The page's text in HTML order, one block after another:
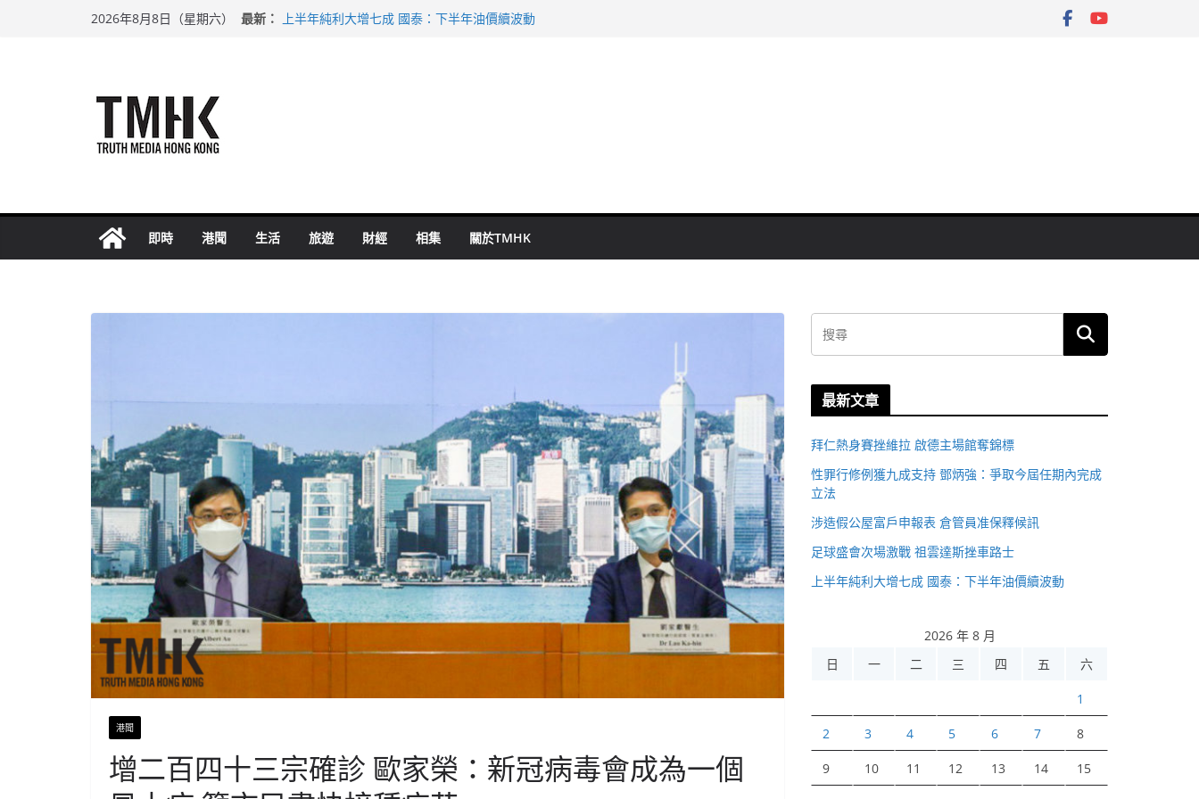
2026年8月8日（星期六） 最新：
上半年純利大增七成 國泰：下半年油價續波動
即時 港聞 生活 旅遊 財經 相集 關於TMHK
港聞
增二百四十三宗確診 歐家榮：新冠病毒會成為一個
最新文章
拜仁熱身賽挫維拉 啟德主場館奪錦標
性罪行修例獲九成支持 鄧炳強：爭取今屆任期內完成
立法
涉造假公屋富戶申報表 倉管員准保釋候訊
足球盛會次場激戰 祖雲達斯挫車路士
上半年純利大增七成 國泰：下半年油價續波動
2026 年 8 月
日
一 二 三 四 五 六
1
2 3 4 5 6 7 8
9 10 11 12 13 14 15